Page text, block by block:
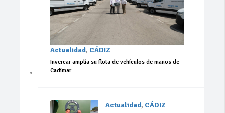
Actualidad, CÁDIZ
Invercar amplía su flota de vehículos de manos de
Cadimar
Actualidad, CÁDIZ